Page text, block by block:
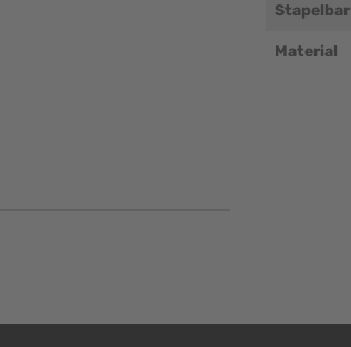
Stapelbar
Material